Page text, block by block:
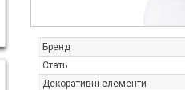
Бренд
Стать
Декоративні елементи